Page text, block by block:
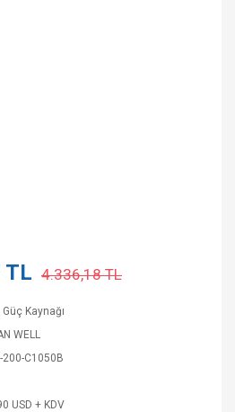
TL 4.336,18 TL
Güç Kaynağı
WELL
200-C1050B
USD + KDV